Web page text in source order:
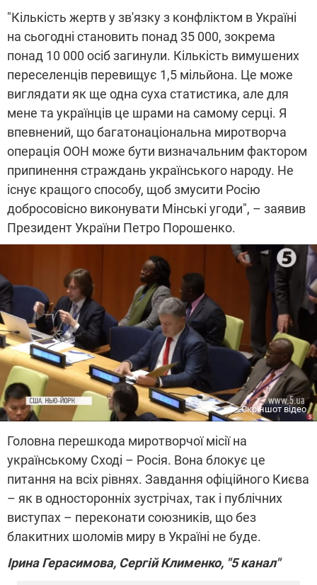
"Кількість жертв у зв'язку з конфліктом в Україні
на сьогодні становить понад 35 000, зокрема
понад 10 000 осіб загинули. Кількість вимушених
переселенців перевищує 1,5 мільйона. Це може
виглядати як ще одна суха статистика, але для
мене та українців це шрами на самому серці. Я
впевнений, що багатонаціональна миротворча
операція ООН може бути визначальним фактором
припинення страждань українського народу. Не
існує кращого способу, щоб змусити Росію
добросовісно виконувати Мінські угоди", – заявив
Президент України Петро Порошенко.
Скріншот відео
Головна перешкода миротворчої місії на
українському Сході – Росія. Вона блокує це
питання на всіх рівнях. Завдання офіційного Києва
– як в односторонніх зустрічах, так і публічних
виступах – переконати союзників, що без
блакитних шоломів миру в Україні не буде.
Ірина Герасимова, Сергій Клименко, "5 канал"